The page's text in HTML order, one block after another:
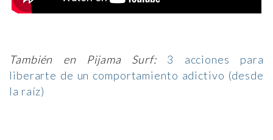
También en Pijama Surf:
3 acciones para
liberarte de un comportamiento adictivo (desde
la raíz)